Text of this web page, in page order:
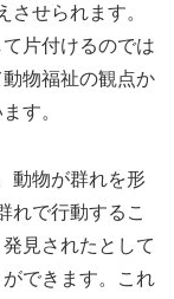
させられます。
片付けるのでは
物福祉の観点か
す。
動物が群れを形
れで行動するこ
見されたとして
できます。これ